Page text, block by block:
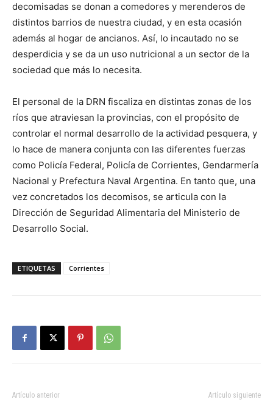
decomisadas se donan a comedores y merenderos de
distintos barrios de nuestra ciudad, y en esta ocasión
además al hogar de ancianos. Así, lo incautado no se
desperdicia y se da un uso nutricional a un sector de la
sociedad que más lo necesita.
El personal de la DRN fiscaliza en distintas zonas de los
ríos que atraviesan la provincias, con el propósito de
controlar el normal desarrollo de la actividad pesquera, y
lo hace de manera conjunta con las diferentes fuerzas
como Policía Federal, Policía de Corrientes, Gendarmería
Nacional y Prefectura Naval Argentina. En tanto que, una
vez concretados los decomisos, se articula con la
Dirección de Seguridad Alimentaria del Ministerio de
Desarrollo Social.
ETIQUETAS Corrientes
Artículo anterior Artículo siguiente